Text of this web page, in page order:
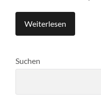
Weiterlesen
Suchen